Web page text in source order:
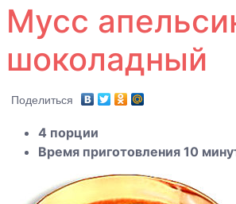
запеченный
Форель
отварная
Форель с
горчицей,
жареная в
гриле
Голубцы кисло-
Мусс
шоколадный
Поделиться
4 порции
Время приготовления 10